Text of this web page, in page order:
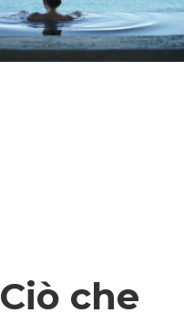
Ciò che